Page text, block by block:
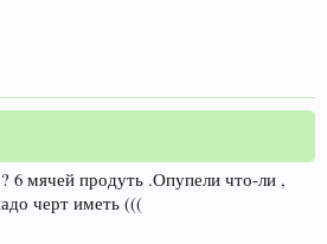
6 мячей продуть .Опупели что-ли ,
черт иметь (((